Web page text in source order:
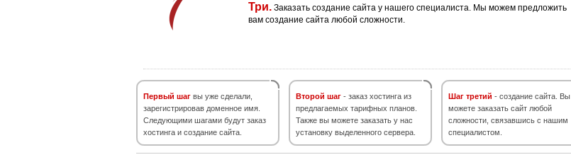
Три. Заказать создание сайта у нашего специалиста. Мы можем предложить
вам создание сайта любой сложности.
Первый шаг вы уже сделали,
зарегистрировав доменное имя.
Следующими шагами будут заказ
хостинга и создание сайта.
Второй шаг - заказ хостинга из
предлагаемых тарифных планов.
Также вы можете заказать у нас
установку выделенного сервера.
Шаг третий - создание сайта. Вы
можете заказать сайт любой
сложности, связавшись с нашим
специалистом.